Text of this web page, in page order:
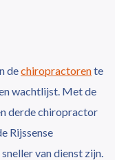
dechiropractorente
wachtlijst. Met de
derde chiropractor
Rijssense
van dienst zijn.